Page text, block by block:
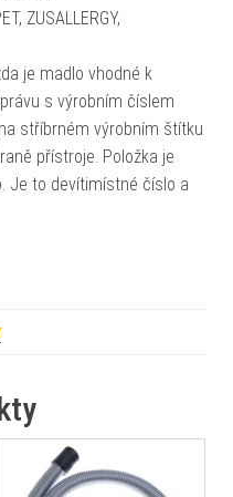
ZUSALLERGY,
je madlo vhodné k
s výrobním číslem
stříbrném výrobním štítku
přístroje. Položka je
Je to devítimístné číslo a